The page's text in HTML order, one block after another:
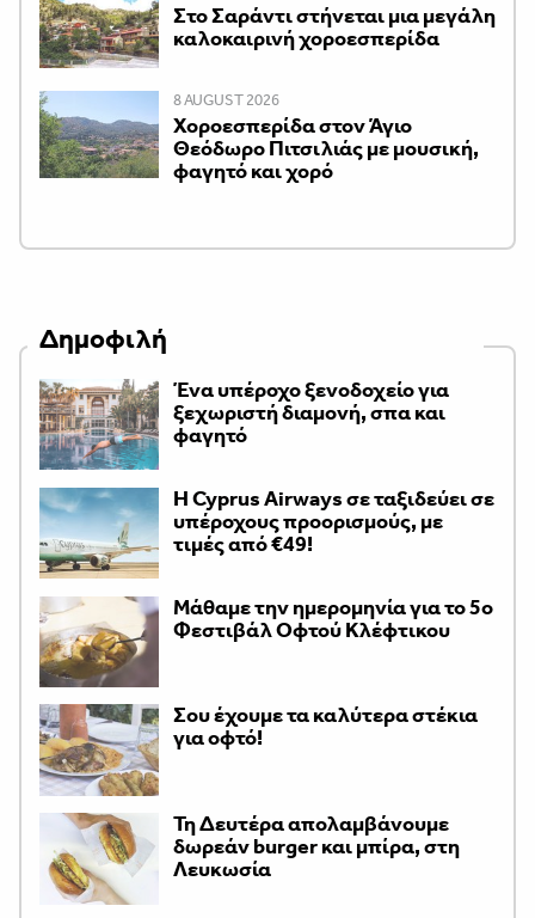
Στο Σαράντι στήνεται μια μεγάλη
καλοκαιρινή χοροεσπερίδα
8 AUGUST 2026
Χοροεσπερίδα στον Άγιο
Θεόδωρο Πιτσιλιάς με μουσική,
φαγητό και χορό
Δημοφιλή
Ένα υπέροχο ξενοδοχείο για
ξεχωριστή διαμονή, σπα και
φαγητό
H Cyprus Airways σε ταξιδεύει σε
υπέροχους προορισμούς, με
τιμές από €49!
Μάθαμε την ημερομηνία για το 5ο
Φεστιβάλ Οφτού Κλέφτικου
Σου έχουμε τα καλύτερα στέκια
για οφτό!
Τη Δευτέρα απολαμβάνουμε
δωρεάν burger και μπίρα, στη
Λευκωσία